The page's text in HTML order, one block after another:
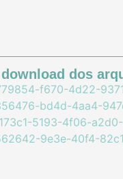
download dos
f670-4d22-
bd4d-4aa4-
5193-4f06-
9e3e-40f4-